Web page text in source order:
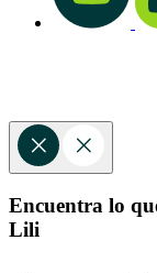
Encuentra lo
Lili